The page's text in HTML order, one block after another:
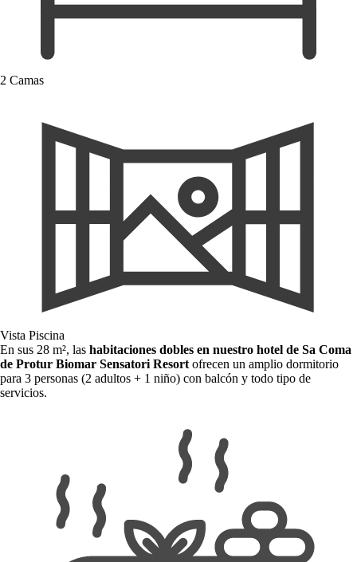
2 Camas
Vista Piscina
En sus 28 m², las habitaciones dobles en nuestro hotel de Sa Coma
de Protur Biomar Sensatori Resort ofrecen un amplio dormitorio
para 3 personas (2 adultos + 1 niño) con balcón y todo tipo de
servicios.